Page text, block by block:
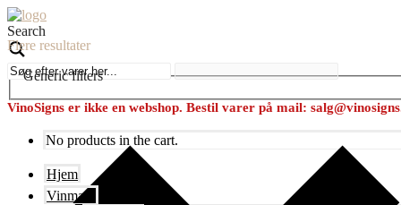
Search
Flere resultater
Generic filters
VinoSigns er ikke en webshop. Bestil varer på mail:
No products in the cart.
Hjem
Vinmark